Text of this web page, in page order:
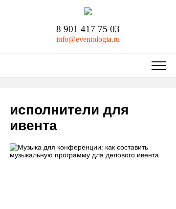
8 901 417 75 03
info@eventologia.ru
исполнители для
ивента